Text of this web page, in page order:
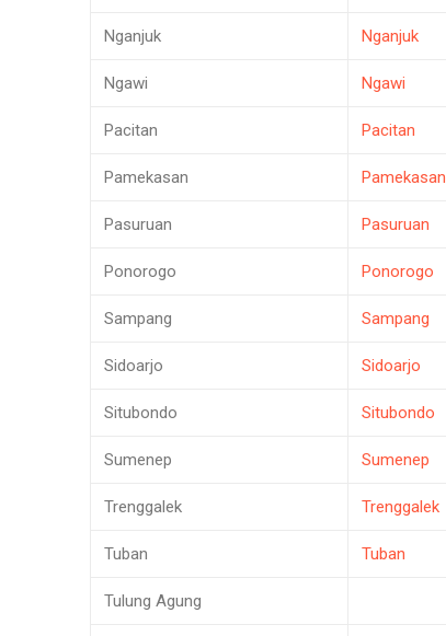
Nganjuk Nganjuk
Ngawi Ngawi
Pacitan Pacitan
Pamekasan Pamekasan
Pasuruan Pasuruan
Ponorogo Ponorogo
Sampang Sampang
Sidoarjo Sidoarjo
Situbondo Situbondo
Sumenep Sumenep
Trenggalek Trenggalek
Tuban Tuban
Tulung Agung